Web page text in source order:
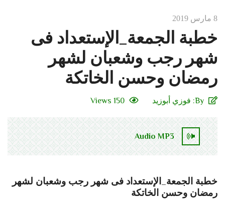
8 مارس 2019
خطبة الجمعة_الإستعداد فى
شهر رجب وشعبان لشهر
رمضان وحسن الخاتكة
By: فوزي أبوزيد 150 Views
Audio MP3
خطبة الجمعة_الإستعداد فى شهر رجب وشعبان لشهر
رمضان وحسن الخاتكة